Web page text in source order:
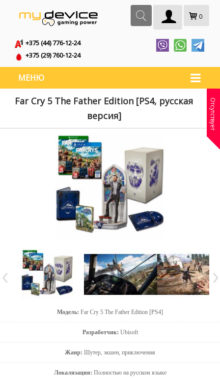
0
+375 (44) 776-12-24
+375 (29) 760-12-24
МЕНЮ
Far Cry 5 The Father Edition [PS4, русская
версия]
Модель: Far Cry 5 The Father Edition [PS4]
Разработчик: Ubisoft
Жанр: Шутер, экшен, приключения
Локализация: Полностью на русском языке
Отсутствует